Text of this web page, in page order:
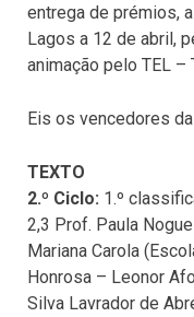
entrega de prémios,
Lagos a 12 de abril,
animação pelo TEL –
Eis os vencedores
TEXTO
2.º Ciclo: 1.º
2,3 Prof. Paula
Mariana Carola
Honrosa – Leonor
Silva Lavrador de